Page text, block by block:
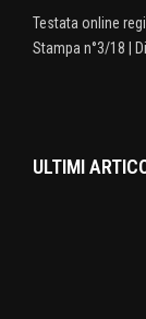
Testata online
Stampa n°3/18 |
ULTIMI